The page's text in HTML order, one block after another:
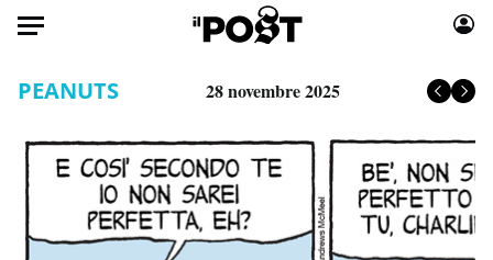
Italia
Mondo
Politica
Moda
Consumismi
PEANUTS 28 novembre 2025